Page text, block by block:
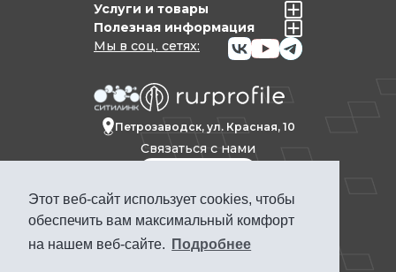
Этот веб-сайт использует cookies, чтобы
обеспечить вам максимальный комфорт
на нашем веб-сайте.
Подробнее
Петрозаводск, ул. Красная, 10
Связаться с нами
Мы в соц. сетях:
Политика конфиденциальности
Услуги и товары
Полезная информация
ПРОФКЕЙС © 1992-2025. Материалы сайта